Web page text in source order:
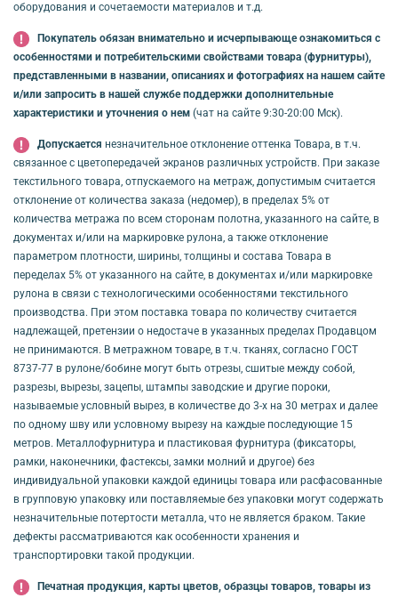
оборудования и сочетаемости материалов и т.д.
Покупатель обязан внимательно и исчерпывающе ознакомиться с
особенностями и потребительскими свойствами товара (фурнитуры),
представленными в названии, описаниях и фотографиях на нашем сайте
и/или запросить в нашей службе поддержки дополнительные
характеристики и уточнения о нем (чат на сайте 9:30-20:00 Мск).
Допускается незначительное отклонение оттенка Товара, в т.ч.
связанное с цветопередачей экранов различных устройств. При заказе
текстильного товара, отпускаемого на метраж, допустимым считается
отклонение от количества заказа (недомер), в пределах 5% от
количества метража по всем сторонам полотна, указанного на сайте, в
документах и/или на маркировке рулона, а также отклонение
параметром плотности, ширины, толщины и состава Товара в
переделах 5% от указанного на сайте, в документах и/или маркировке
рулона в связи с технологическими особенностями текстильного
производства. При этом поставка товара по количеству считается
надлежащей, претензии о недостаче в указанных пределах Продавцом
не принимаются. В метражном товаре, в т.ч. тканях, согласно ГОСТ
8737-77 в рулоне/бобине могут быть отрезы, сшитые между собой,
разрезы, вырезы, зацепы, штампы заводские и другие пороки,
называемые условный вырез, в количестве до 3-х на 30 метрах и далее
по одному шву или условному вырезу на каждые последующие 15
метров. Металлофурнитура и пластиковая фурнитура (фиксаторы,
рамки, наконечники, фастексы, замки молний и другое) без
индивидуальной упаковки каждой единицы товара или расфасованные
в групповую упаковку или поставляемые без упаковки могут содержать
незначительные потертости металла, что не является браком. Такие
дефекты рассматриваются как особенности хранения и
транспортировки такой продукции.
Печатная продукция, карты цветов, образцы товаров, товары из